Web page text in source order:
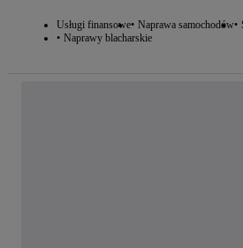
Usługi finansowe Naprawa samochodów
Naprawy blacharskie